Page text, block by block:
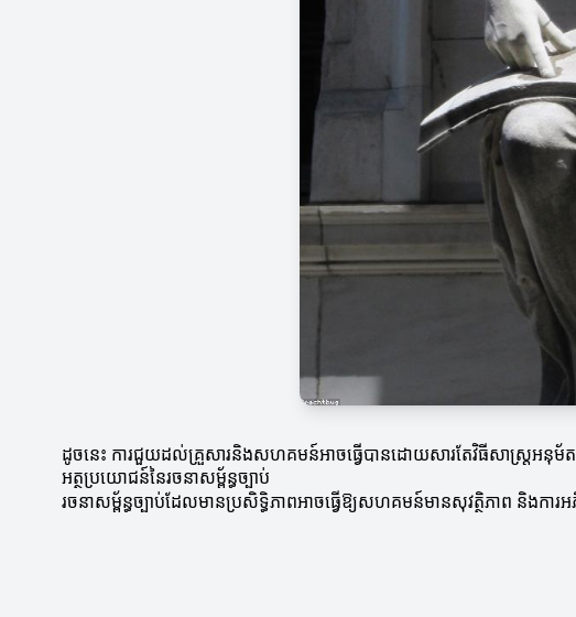
ដូចនេះ ការជួយដល់គ្រួសារនិងសហគមន៍អាចធ្វើបានដោយសារតែវិធីសាស្ត្រអនុម័ត
អត្ថប្រយោជន៍នៃរចនាសម្ព័ន្ធច្បាប់
រចនាសម្ព័ន្ធច្បាប់ដែលមានប្រសិទ្ធិភាពអាចធ្វើឱ្យសហគមន៍មានសុវត្ថិភាព និងក